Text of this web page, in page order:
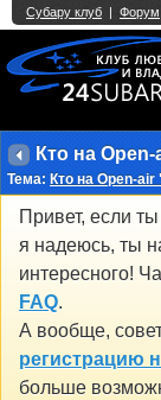
Кто на
Тема: Кто на Open-
Привет, если
я надеюсь, ты
интересного!
FAQ.
А вообще,
регистрацию
больше
2 3 4 5 6 7 8 9 10
27 28 29 30